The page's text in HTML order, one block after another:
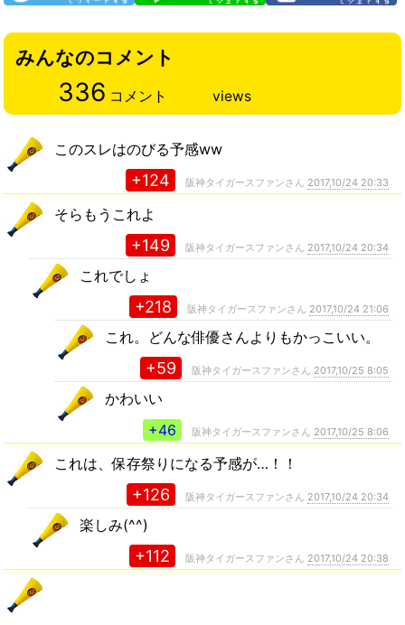
みんなのコメント
336 コメント views
このスレはのびる予感ww
+124 阪神タイガースファンさん 2017,10/24 20:33
そらもうこれよ
+149 阪神タイガースファンさん 2017,10/24 20:34
これでしょ
+218 阪神タイガースファンさん 2017,10/24 21:06
これ。どんな俳優さんよりもかっこいい。
+59 阪神タイガースファンさん 2017,10/25 8:05
かわいい
+46
阪神タイガースファンさん 2017,10/25 8:06
これは、保存祭りになる予感が…！！
+126 阪神タイガースファンさん 2017,10/24 20:34
楽しみ(^^)
+112 阪神タイガースファンさん 2017,10/24 20:38